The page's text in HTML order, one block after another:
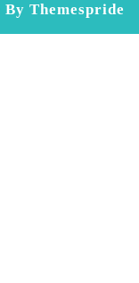
By Themespride